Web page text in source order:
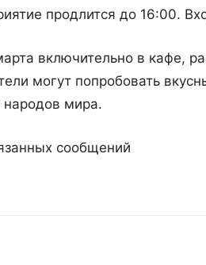
продлится до 16:00.
включительно в кафе,
могут попробовать
народов мира.
сообщений